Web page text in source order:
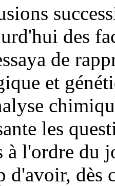
des
de
et
les
à l'ordre du
d'avoir, dès